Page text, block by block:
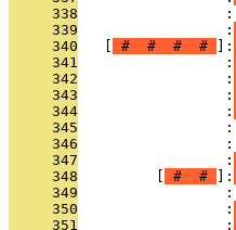
     338
     339
                 :
     340
# # # # ]:
     341
                 :
     342
                 :
     343
                 :
     344
                 :
     345
     346
     347
                 :
     348
# # ]:
     349
     350
                 :
     351
                 :